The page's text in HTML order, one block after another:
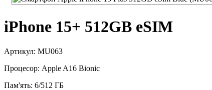
iPhone 15+ 512GB eSIM
Артикул: MU063
Процесор: Apple A16 Bionic
Пам'ять: 6/512 ГБ